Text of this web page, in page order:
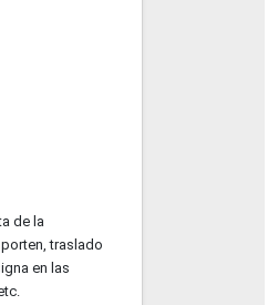
de la
traslado
en las